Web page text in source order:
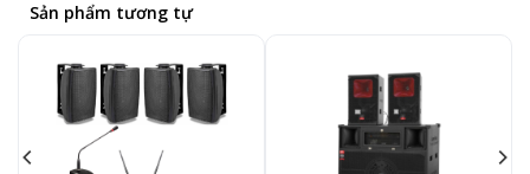
Sản phẩm tương tự